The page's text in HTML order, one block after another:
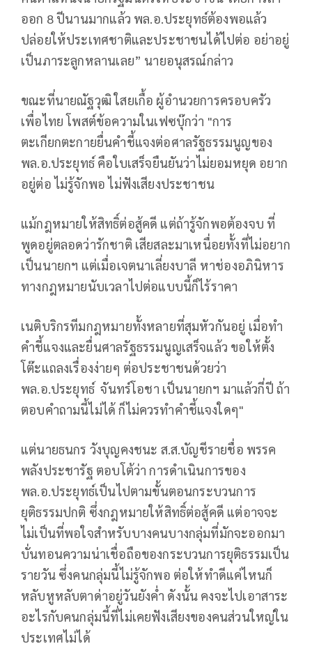
ออก 8 ปีนานมากแล้ว พล.อ.ประยุทธ์ต้องพอแล้ว
ปล่อยให้ประเทศชาติและประชาชนได้ไปต่อ อย่าอยู่
เป็นภาระลูกหลานเลย” นายอนุสรณ์กล่าว
ขณะที่นายณัฐวุฒิ ใสยเกื้อ ผู้อำนวยการครอบครัว
เพื่อไทย โพสต์ข้อความในเฟซบุ๊กว่า "การ
ตะเกียกตะกายยื่นคำชี้แจงต่อศาลรัฐธรรมนูญของ
พล.อ.ประยุทธ์ คือใบเสร็จยืนยันว่าไม่ยอมหยุด อยาก
อยู่ต่อ ไม่รู้จักพอ ไม่ฟังเสียงประชาชน
แม้กฎหมายให้สิทธิ์ต่อสู้คดี แต่ถ้ารู้จักพอต้องจบ ที่
พูดอยู่ตลอดว่ารักชาติ เสียสละมาเหนื่อยทั้งที่ไม่อยาก
เป็นนายกฯ แต่เมื่อเจตนาเลี่ยงบาลี หาช่องอภินิหาร
ทางกฎหมายนับเวลาไปต่อแบบนี้ก็ไร้ราคา
เนติบริกรทีมกฎหมายทั้งหลายที่สุมหัวกันอยู่ เมื่อทำ
คำชี้แจงและยื่นศาลรัฐธรรมนูญเสร็จแล้ว ขอให้ตั้ง
โต๊ะแถลงเรื่องง่ายๆ ต่อประชาชนด้วยว่า
พล.อ.ประยุทธ์ จันทร์โอชา เป็นนายกฯ มาแล้วกี่ปี ถ้า
ตอบคำถามนี้ไม่ได้ ก็ไม่ควรทำคำชี้แจงใดๆ"
แต่นายธนกร วังบุญคงชนะ ส.ส.บัญชีรายชื่อ พรรค
พลังประชารัฐ ตอบโต้ว่า การดำเนินการของ
พล.อ.ประยุทธ์เป็นไปตามขั้นตอนกระบวนการ
ยุติธรรมปกติ ซึ่งกฎหมายให้สิทธิ์ต่อสู้คดี แต่อาจจะ
ไม่เป็นที่พอใจสำหรับบางคนบางกลุ่มที่มักจะออกมา
บั่นทอนความน่าเชื่อถือของกระบวนการยุติธรรมเป็น
รายวัน ซึ่งคนกลุ่มนี้ไม่รู้จักพอ ต่อให้ทำดีแค่ไหนก็
หลับหูหลับตาด่าอยู่วันยังค่ำ ดังนั้น คงจะไปเอาสาระ
อะไรกับคนกลุ่มนี้ที่ไม่เคยฟังเสียงของคนส่วนใหญ่ใน
ประเทศไม่ได้